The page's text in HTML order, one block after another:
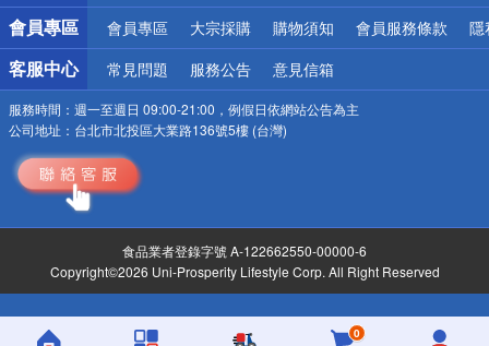
會員專區 會員專區 大宗採購 購物須知 會員服務條款 隱
客服中心 常見問題 服務公告 意見信箱
服務時間： 週一至週日 09:00-21:00，例假日依網站公告為主
公司地址： 台北市北投區大業路136號5樓 (台灣)
食品業者登錄字號 A-122662550-00000-6
Copyright©2026 Uni-Prosperity Lifestyle Corp. All Right Reserved
0